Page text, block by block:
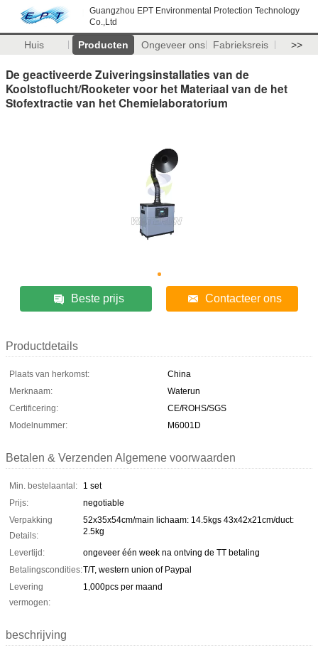
Guangzhou EPT Environmental Protection Technology
Co.,Ltd
Huis Producten Ongeveer ons Fabrieksreis >>
De geactiveerde Zuiveringsinstallaties van de
Koolstoflucht/Rooketer voor het Materiaal van de het
Stofextractie van het Chemielaboratorium
Beste prijs Contacteer ons
Productdetails
Plaats van herkomst:
China
Merknaam:
Waterun
Certificering:
CE/ROHS/SGS
Modelnummer:
M6001D
Betalen & Verzenden Algemene voorwaarden
Min. bestelaantal:
1 set
Prijs:
negotiable
Verpakking
Details:
52x35x54cm/main lichaam: 14.5kgs 43x42x21cm/duct:
2.5kg
Levertijd:
ongeveer één week na ontving de TT betaling
Betalingscondities:T/T, western union of Paypal
Levering
vermogen:
1,000pcs per maand
beschrijving